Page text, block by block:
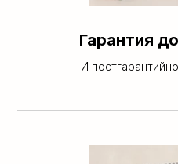
Гарантия
И